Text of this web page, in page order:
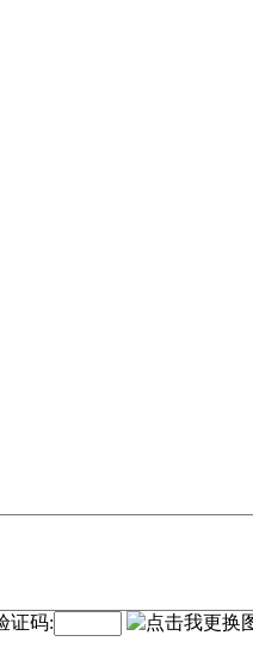
证码: